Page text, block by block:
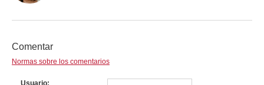
Comentar
Normas sobre los comentarios
Usuario